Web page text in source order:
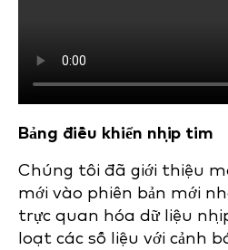
Bảng điều khiển nhịp tim
Chúng tôi đã giới thiệu
mới vào phiên bản mới
trực quan hóa dữ liệu
loạt các số liệu với cảnh